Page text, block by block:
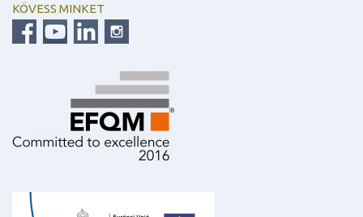
KÖVESS MINKET